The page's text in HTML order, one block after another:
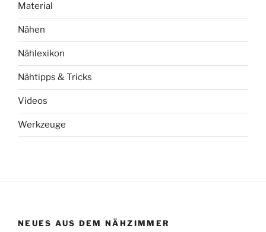
Material
Nähen
Nählexikon
Nähtipps & Tricks
Videos
Werkzeuge
NEUES AUS DEM NÄHZIMMER